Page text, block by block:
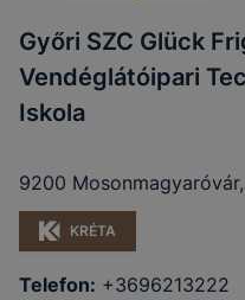
Győri SZC Glück
Vendéglátóipari
Iskola
9200
KRÉTA
Telefon: +3696213222